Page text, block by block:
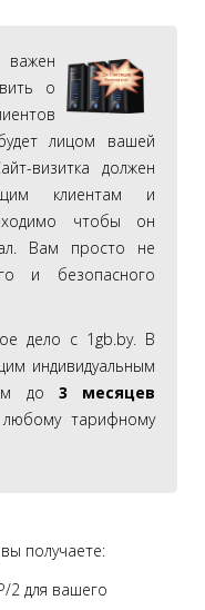
о
лицом вашей
визитка должен
клиентам и
чтобы он
Вам просто не
и безопасного
дело с 1gb.by. В
индивидуальным
до 3 месяцев
тарифному
получаете:
2 для вашего